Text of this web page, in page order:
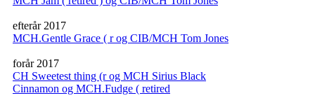
efterår 2017
MCH.Gentle Grace ( r og CIB/MCH Tom Jones
forår 2017
CH Sweetest thing (r og MCH Sirius Black
Cinnamon og MCH.Fudge ( retired